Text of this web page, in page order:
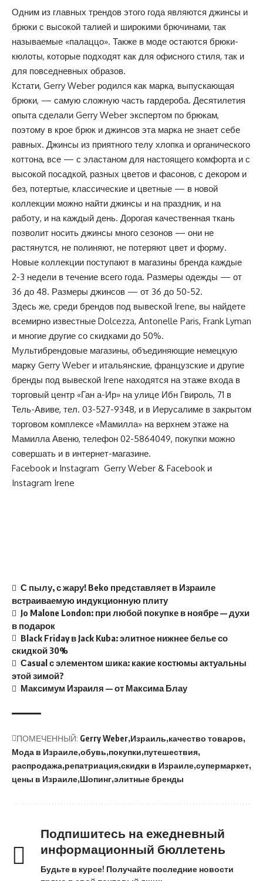
Одним из главных трендов этого года являются джинсы и
брюки с высокой талией и широкими брючинами, так
называемые «палаццо». Также в моде остаются брюки-
кюлоты, которые подходят как для офисного стиля, так и
для повседневных образов.
Кстати, Gerry Weber родился как марка, выпускающая
брюки, — самую сложную часть гардероба. Десятилетия
опыта сделали Gerry Weber экспертом по брюкам,
поэтому в крое брюк и джинсов эта марка не знает себе
равных. Джинсы из приятного телу хлопка и органического
коттона, все — с эластаном для настоящего комфорта и с
высокой посадкой, разных цветов и фасонов, с декором и
без, потертые, классические и цветные — в новой
коллекции можно найти джинсы и на праздник, и на
работу, и на каждый день. Дорогая качественная ткань
позволит носить джинсы много сезонов — они не
растянутся, не полиняют, не потеряют цвет и форму.
Новые коллекции поступают в магазины бренда каждые
2-3 недели в течение всего года. Размеры одежды — от
36 до 48. Размеры джинсов — от 36 до 50-52.
Здесь же, среди брендов под вывеской Irene, вы найдете
всемирно известные Dolcezza, Antonelle Paris, Frank Lyman
и многие другие со скидками до 50%.
Мультибрендовые магазины, объединяющие немецкую
марку Gerry Weber и итальянские, французские и другие
бренды под вывеской Irene находятся на этаже входа в
торговый центр «Ган а-Ир» на улице Ибн Гвироль, 71 в
Тель-Авиве, тел. 03-527-9348, и в Иерусалиме в закрытом
торговом комплексе «Мамилла» на верхнем этаже на
Мамилла Авеню, телефон 02-5864049, покупки можно
совершать и в интернет-магазине.
Facebook и Instagram Gerry Weber & Facebook и
Instagram Irene
С пылу, с жару! Beko представляет в Израиле
встраиваемую индукционную плиту
Jo Malone London: при любой покупке в ноябре — духи
в подарок
Black Friday в Jack Kuba: элитное нижнее белье со
скидкой 30%
Сasual с элементом шика: какие костюмы актуальны
этой зимой?
Максимум Израиля — от Максима Блау
ПОМЕЧЕННЫЙ: Gerry Weber Израиль качество товаров
Мода в Израиле обувь покупки путешествия
распродажа репатриация скидки в Израиле супермаркет
цены в Израиле Шопинг элитные бренды
Подпишитесь на ежедневный
информационный бюллетень
Будьте в курсе! Получайте последние новости